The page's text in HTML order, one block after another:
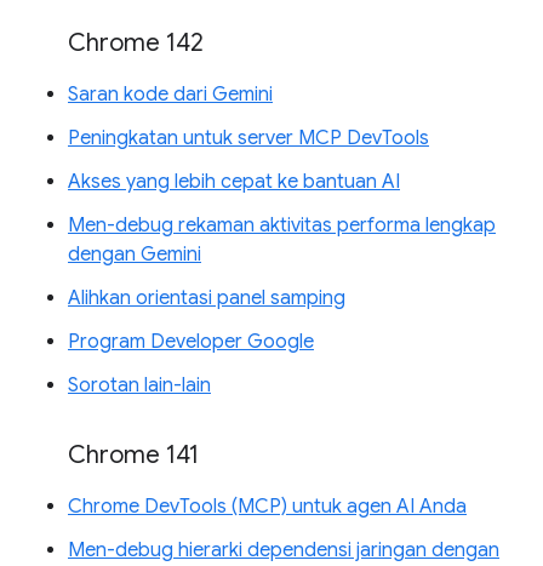
Chrome 142
Saran kode dari Gemini
Peningkatan untuk server MCP DevTools
Akses yang lebih cepat ke bantuan AI
Men-debug rekaman aktivitas performa lengkap
dengan Gemini
Alihkan orientasi panel samping
Program Developer Google
Sorotan lain-lain
Chrome 141
Chrome DevTools (MCP) untuk agen AI Anda
Men-debug hierarki dependensi jaringan dengan